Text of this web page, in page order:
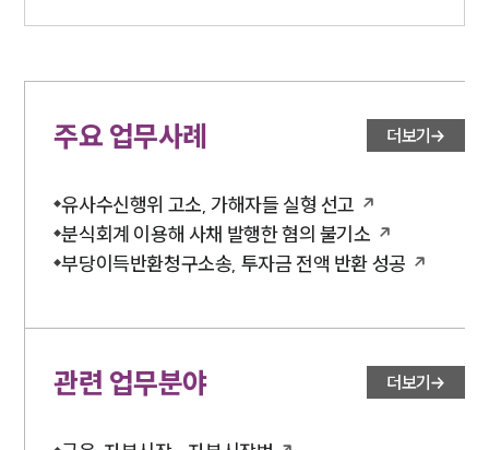
주요 업무사례 더보기
유사수신행위 고소, 가해자들 실형 선고
분식회계 이용해 사채 발행한 혐의 불기소
부당이득반환청구소송, 투자금 전액 반환 성공
관련 업무분야 더보기